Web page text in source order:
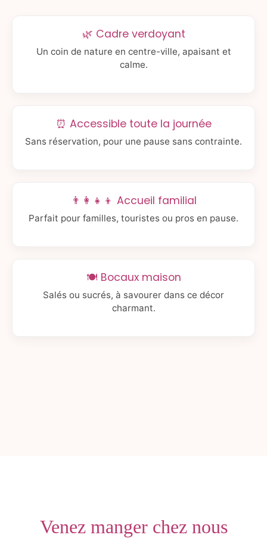
🌿 Cadre verdoyant
Un coin de nature en centre-ville, apaisant et
calme.
⏰ Accessible toute la journée
Sans réservation, pour une pause sans contrainte.
👨‍👩‍👧‍👦 Accueil familial
Parfait pour familles, touristes ou pros en pause.
🍽️ Bocaux maison
Salés ou sucrés, à savourer dans ce décor
charmant.
Venez manger chez nous